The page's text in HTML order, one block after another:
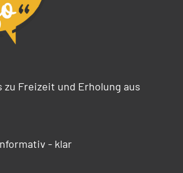
Freizeit und Erholung aus
- klar